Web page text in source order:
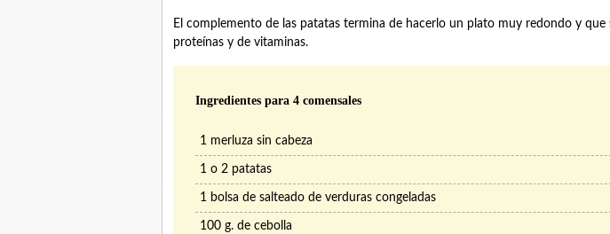
El complemento de las patatas termina de hacerlo un plato muy redondo y que
proteínas y de vitaminas.
Ingredientes para 4 comensales
1 merluza sin cabeza
1 o 2 patatas
1 bolsa de salteado de verduras congeladas
100 g. de cebolla